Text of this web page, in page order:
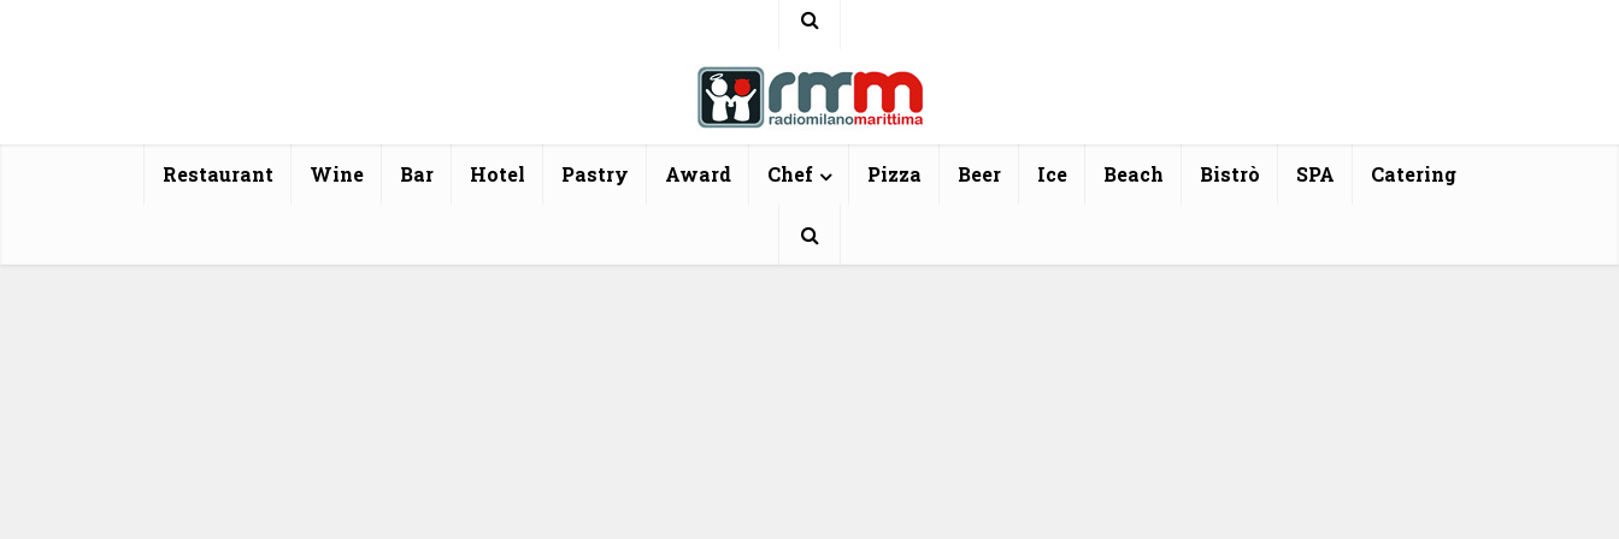
Restaurant Wine Bar Hotel Pastry Award Chef Pizza Beer Ice Beach Bistrò SPA Catering